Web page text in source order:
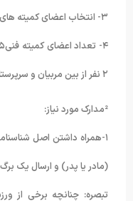
۳- انتخاب اعضای کمیته های فنی وانضباطی مسابقات
۲ نفر از بین مربیان و سرپرستان حاضر با اکثریت آراء خواهد بود.
۱-همراه داشتن اصل
(مادر یا پدر) و ارسال یک
تبصره: چنانچه برخی از